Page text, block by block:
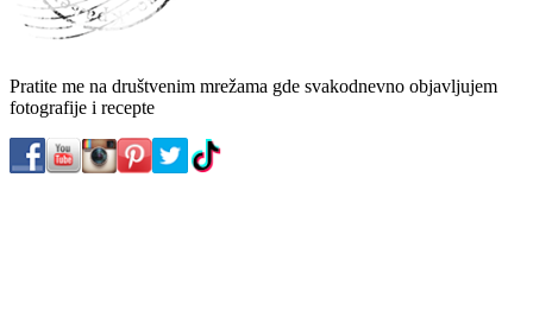
Pratite me na društvenim mrežama gde svakodnevno objavljujem
fotografije i recepte